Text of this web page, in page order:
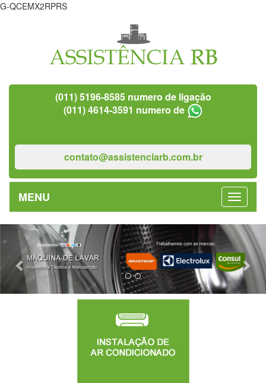
G-QCEMX2RPRS
(011) 5196-8585 numero de ligação
(011) 4614-3591 numero de
contato@assistenciarb.com.br
MENU
Previous